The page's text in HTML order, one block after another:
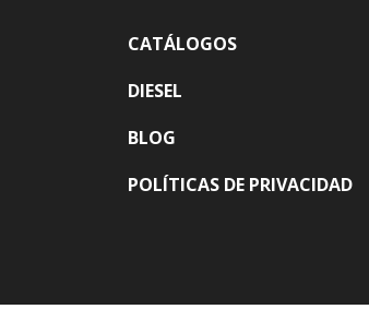
CATÁLOGOS
DIESEL
BLOG
POLÍTICAS DE PRIVACIDAD